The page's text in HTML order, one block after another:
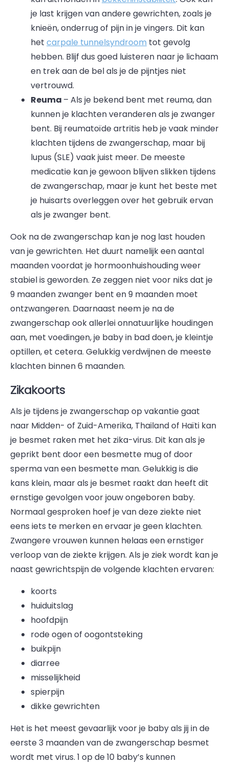
je last krijgen van andere gewrichten, zoals je
knieën, onderrug of pijn in je vingers. Dit kan
het carpale tunnelsyndroom tot gevolg
hebben. Blijf dus goed luisteren naar je lichaam
en trek aan de bel als je de pijntjes niet
vertrouwd.
Reuma – Als je bekend bent met reuma, dan
kunnen je klachten veranderen als je zwanger
bent. Bij reumatoïde artritis heb je vaak minder
klachten tijdens de zwangerschap, maar bij
lupus (SLE) vaak juist meer. De meeste
medicatie kan je gewoon blijven slikken tijdens
de zwangerschap, maar je kunt het beste met
je huisarts overleggen over het gebruik ervan
als je zwanger bent.
Ook na de zwangerschap kan je nog last houden
van je gewrichten. Het duurt namelijk een aantal
maanden voordat je hormoonhuishouding weer
stabiel is geworden. Ze zeggen niet voor niks dat je
9 maanden zwanger bent en 9 maanden moet
ontzwangeren. Daarnaast neem je na de
zwangerschap ook allerlei onnatuurlijke houdingen
aan, met voedingen, je baby in bad doen, je kleintje
optillen, et cetera. Gelukkig verdwijnen de meeste
klachten binnen 6 maanden.
Zikakoorts
Als je tijdens je zwangerschap op vakantie gaat
naar Midden- of Zuid-Amerika, Thailand of Haïti kan
je besmet raken met het zika-virus. Dit kan als je
geprikt bent door een besmette mug of door
sperma van een besmette man. Gelukkig is die
kans klein, maar als je besmet raakt dan heeft dit
ernstige gevolgen voor jouw ongeboren baby.
Normaal gesproken hoef je van deze ziekte niet
eens iets te merken en ervaar je geen klachten.
Zwangere vrouwen kunnen helaas een ernstiger
verloop van de ziekte krijgen. Als je ziek wordt kan je
naast gewrichtspijn de volgende klachten ervaren:
koorts
huiduitslag
hoofdpijn
rode ogen of oogontsteking
buikpijn
diarree
misselijkheid
spierpijn
dikke gewrichten
Het is het meest gevaarlijk voor je baby als jij in de
eerste 3 maanden van de zwangerschap besmet
wordt met virus. 1 op de 10 baby’s kunnen